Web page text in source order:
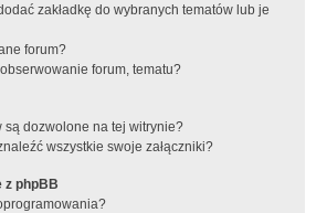
zakładkę do wybranych tematów lub je
forum?
forum, tematu?
są dozwolone na tej witrynie?
wszystkie swoje załączniki?
z phpBB